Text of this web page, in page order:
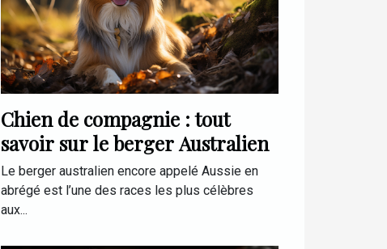
Chien de compagnie : tout
savoir sur le berger Australien
Le berger australien encore appelé Aussie en
abrégé est l’une des races les plus célèbres
aux...